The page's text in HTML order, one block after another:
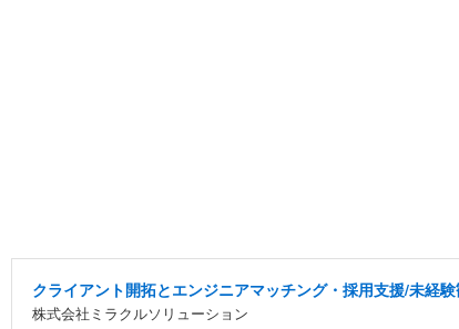
クライアント開拓とエンジニアマッチング・採用支援/未経
株式会社ミラクルソリューション